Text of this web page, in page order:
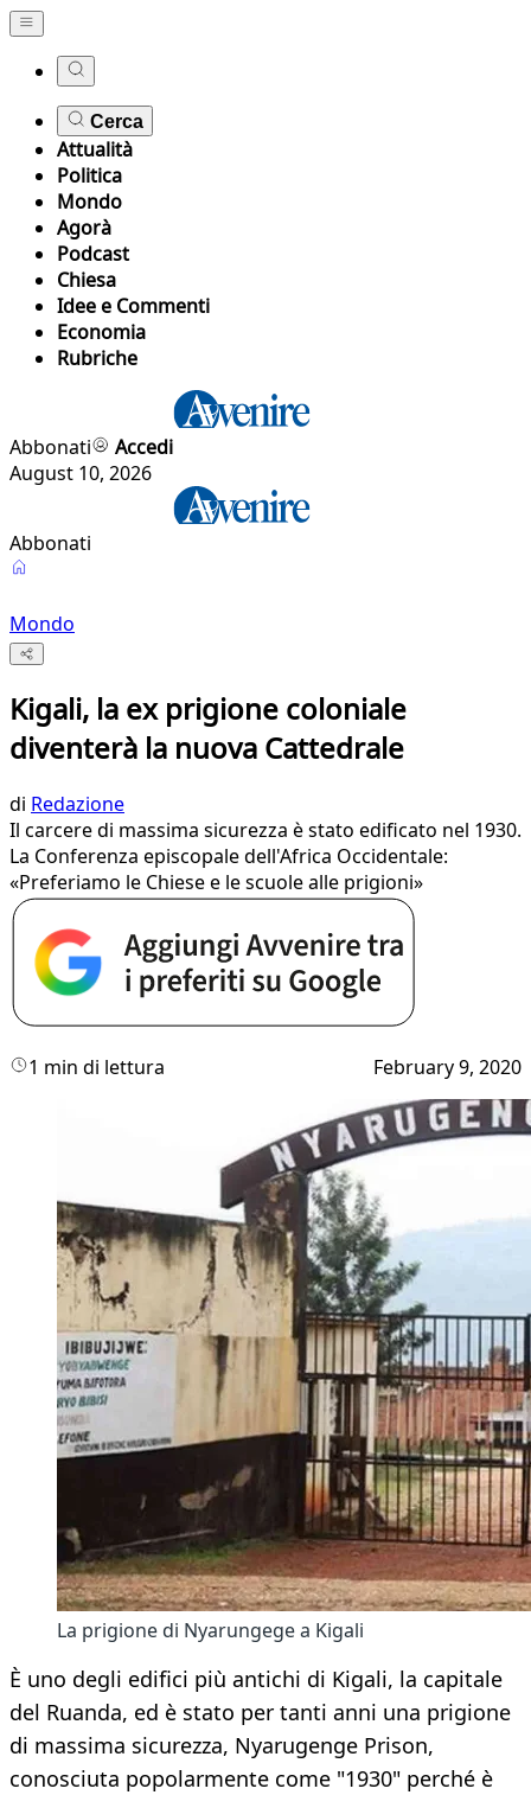
Cerca
Attualità
Politica
Mondo
Agorà
Podcast
Chiesa
Idee e Commenti
Economia
Rubriche
Abbonati
Accedi
August 10, 2026
Abbonati
Mondo
Kigali, la ex prigione coloniale
diventerà la nuova Cattedrale
di Redazione
Il carcere di massima sicurezza è stato edificato nel 1930.
La Conferenza episcopale dell'Africa Occidentale:
«Preferiamo le Chiese e le scuole alle prigioni»
1 min di lettura February 9, 2020
La prigione di Nyarungege a Kigali
È uno degli edifici più antichi di Kigali, la capitale
del Ruanda, ed è stato per tanti anni una prigione
di massima sicurezza, Nyarugenge Prison,
conosciuta popolarmente come "1930" perché è